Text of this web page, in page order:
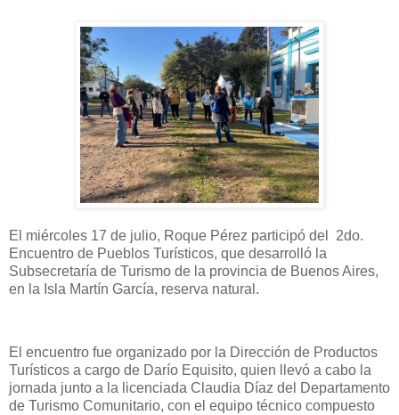
El miércoles 17 de julio, Roque Pérez participó del 2do.
Encuentro de Pueblos Turísticos, que desarrolló la
Subsecretaría de Turismo de la provincia de Buenos Aires,
en la Isla Martín García, reserva natural.
El encuentro fue organizado por la Dirección de Productos
Turísticos a cargo de Darío Equisito, quien llevó a cabo la
jornada junto a la licenciada Claudia Díaz del Departamento
de Turismo Comunitario, con el equipo técnico compuesto